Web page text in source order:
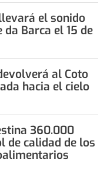
llevará el sonido
Barca el 15 de
al Coto
hacia el cielo
360.000
de calidad de los